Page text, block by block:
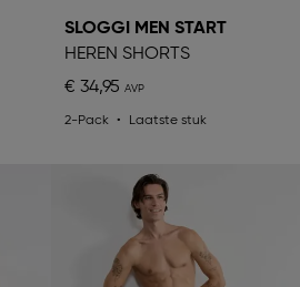
SLOGGI MEN START
HEREN SHORTS
€ 34,95
2-Pack Laatste stuk